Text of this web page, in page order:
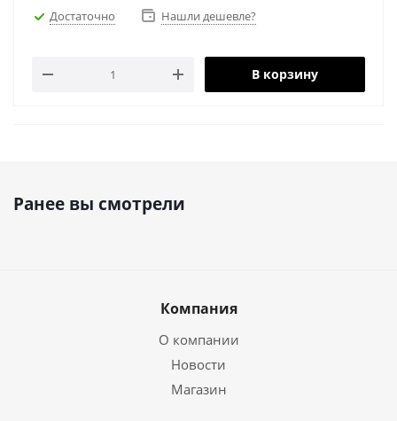
Достаточно Нашли дешевле?
В корзину
Ранее вы смотрели
Компания
О компании
Новости
Магазин